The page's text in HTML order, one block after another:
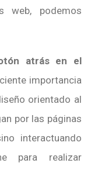
web, podemos
atrás en el
importancia
orientado al
por las páginas
interactuando
para realizar